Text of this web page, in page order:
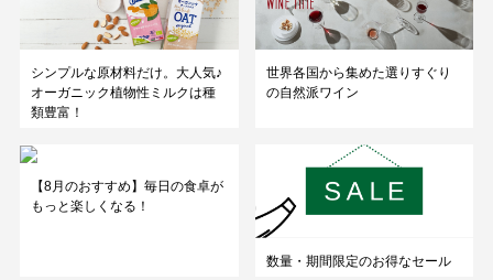
シンプルな原材料だけ。大人気♪
オーガニック植物性ミルクは種
類豊富！
世界各国から集めた選りすぐり
の自然派ワイン
【8月のおすすめ】毎日の食卓が
もっと楽しくなる！
数量・期間限定のお得なセール